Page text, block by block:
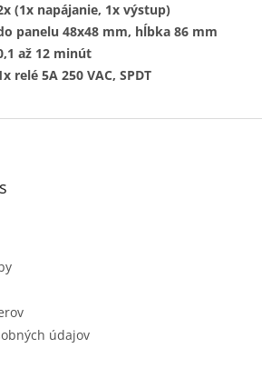
(1x napájanie, 1x výstup)
panelu 48x48 mm, hĺbka 86 mm
až 12 minút
relé 5A 250 VAC, SPDT
údajov